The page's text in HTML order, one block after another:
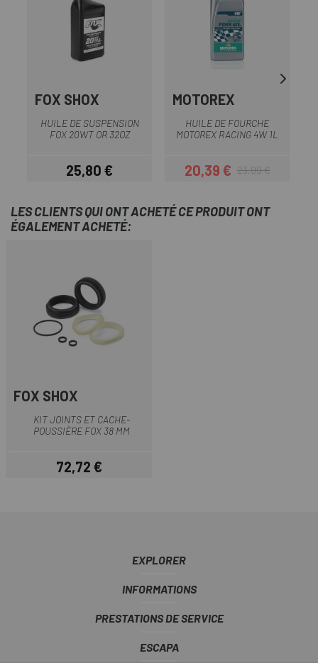
FOX SHOX
HUILE DE SUSPENSION
FOX 20WT OR 32OZ
Prix
25,80 €
MOTOREX
HUILE DE FOURCHE
MOTOREX RACING 4W 1L
Prix
20,39 €Prix habituel
23,99 €
LES CLIENTS QUI ONT ACHETÉ CE PRODUIT ONT
ÉGALEMENT ACHETÉ:
FOX SHOX
KIT JOINTS ET CACHE-
POUSSIÈRE FOX 38 MM
Prix
72,72 €
EXPLORER
INFORMATIONS
PRESTATIONS DE SERVICE
ESCAPA